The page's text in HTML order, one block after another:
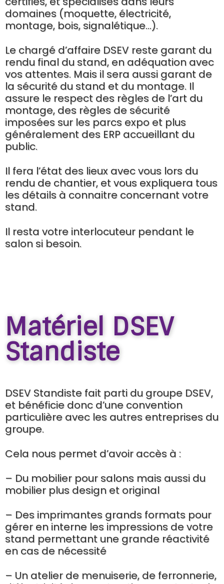
domaines (moquette, électricité,
montage, bois, signalétique…).
Le chargé d’affaire DSEV reste garant du
rendu final du stand, en adéquation avec
vos attentes. Mais il sera aussi garant de
la sécurité du stand et du montage. Il
assure le respect des règles de l’art du
montage, des règles de sécurité
imposées sur les parcs expo et plus
généralement des ERP accueillant du
public.
Il fera l’état des lieux avec vous lors du
rendu de chantier, et vous expliquera tous
les détails à connaitre concernant votre
stand.
Il resta votre interlocuteur pendant le
salon si besoin.
Matériel DSEV
Standiste
DSEV Standiste fait parti du groupe DSEV,
et bénéficie donc d’une convention
particulière avec les autres entreprises du
groupe.
Cela nous permet d’avoir accès à :
– Du mobilier pour salons mais aussi du
mobilier plus design et original
– Des imprimantes grands formats pour
gérer en interne les impressions de votre
stand permettant une grande réactivité
en cas de nécessité
– Un atelier de menuiserie, de ferronnerie,